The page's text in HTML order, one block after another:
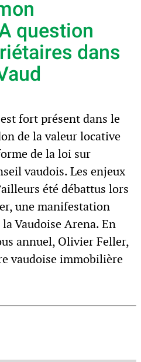
question
dans
fort présent dans le
de la valeur locative
de la loi sur
vaudois. Les enjeux
été débattus lors
une manifestation
Vaudoise Arena. En
annuel, Olivier Feller,
vaudoise immobilière